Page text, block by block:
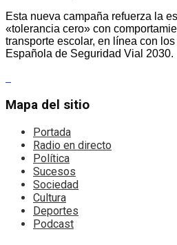
Esta nueva campaña refuerza la
«tolerancia cero» con
transporte escolar, en línea con
Española de Seguridad Vial 2030.
Mapa del sitio
Portada
Radio en directo
Política
Sucesos
Sociedad
Cultura
Deportes
Podcast